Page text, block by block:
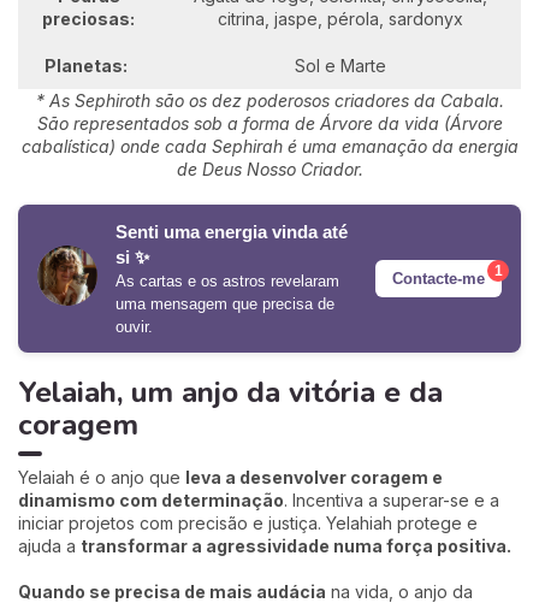
preciosas:
citrina, jaspe, pérola, sardonyx
Planetas:
Sol e Marte
* As Sephiroth são os dez poderosos criadores da Cabala.
São representados sob a forma de Árvore da vida (Árvore
cabalística) onde cada Sephirah é uma emanação da energia
de Deus Nosso Criador.
Senti uma energia vinda até
si ✨
As cartas e os astros revelaram
uma mensagem que precisa de
ouvir.
Contacte-me 1
Yelaiah, um anjo da vitória e da
coragem
Yelaiah é o anjo que leva a desenvolver coragem e
dinamismo com determinação. Incentiva a superar-se e a
iniciar projetos com precisão e justiça. Yelahiah protege e
ajuda a transformar a agressividade numa força positiva.
Quando se precisa de mais audácia na vida, o anjo da